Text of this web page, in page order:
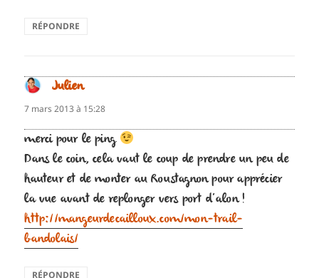
RÉPONDRE
Juliendit :
7 mars 2013 à 15:28
merci pour le ping
Dans le coin, cela vaut le coup de prendre un peu de
hauteur et de monter au Roustagnon pour apprécier
la vue avant de replonger vers port d’alon !
http://mangeurdecailloux.com/mon-trail-
bandolais/
RÉPONDRE